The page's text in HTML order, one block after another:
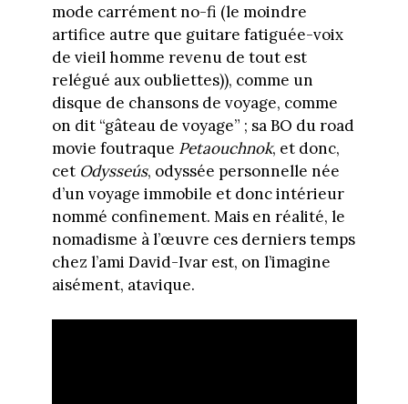
mode carrément no-fi (le moindre
artifice autre que guitare fatiguée-voix
de vieil homme revenu de tout est
relégué aux oubliettes)), comme un
disque de chansons de voyage, comme
on dit “gâteau de voyage” ; sa BO du road
movie foutraque Petaouchnok, et donc,
cet Odysseús, odyssée personnelle née
d’un voyage immobile et donc intérieur
nommé confinement. Mais en réalité, le
nomadisme à l’œuvre ces derniers temps
chez l’ami David-Ivar est, on l’imagine
aisément, atavique.